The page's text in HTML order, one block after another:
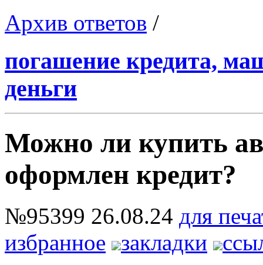
Архив ответов /
погашение кредита,
деньги
Можно ли купить
оформлен кредит?
№95399 26.08.24 для
избранное
закладки